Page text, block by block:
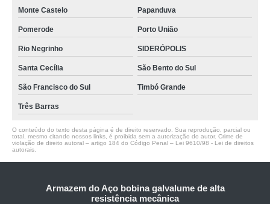
Monte Castelo Papanduva
Pomerode Porto União
Rio Negrinho SIDERÓPOLIS
Santa Cecília São Bento do Sul
São Francisco do Sul Timbó Grande
Três Barras
O conteúdo do texto desta página é de direito reservado. Sua reprodução, parcial ou
total, mesmo citando nossos links, é proibida sem a autorização do autor. Crime de
violação de direito autoral – artigo 184 do Código Penal – Lei 9610/98 - Lei de direitos
autorais
Armazem do Aço bobina galvalume de alta
resistência mecânica